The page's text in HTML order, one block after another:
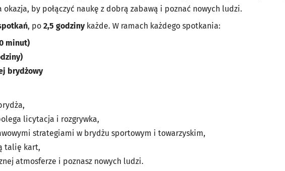
okazja, by połączyć naukę z dobrą zabawą i poznać nowych ludzi.
, po 2,5 godzinykażde. W ramach każdego spotkania:
minut)
brydżowy
licytacja i rozgrywka,
strategiami w brydżu sportowym i towarzyskim,
talię kart,
atmosferze i poznasz nowych ludzi.